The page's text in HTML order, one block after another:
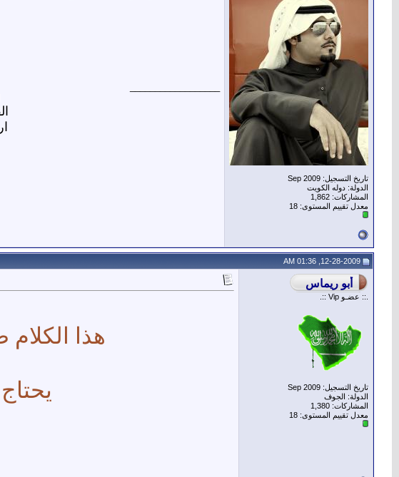
تاريخ التسجيل: Sep 2009
الدولة: دوله الكويت
المشاركات: 1,862
معدل تقييم المستوى: 18
.:: عضـو Vip ::.
تاريخ التسجيل: Sep 2009
الدولة: الجوف
المشاركات: 1,380
معدل تقييم المستوى: 18
هذا